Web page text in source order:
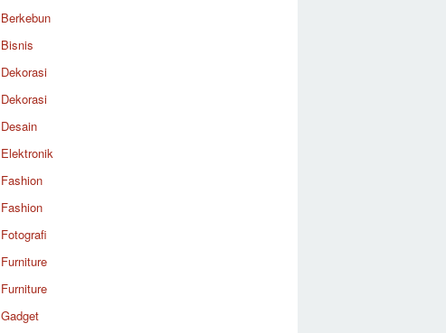
Berkebun
Bisnis
Dekorasi
Dekorasi
Desain
Elektronik
Fashion
Fashion
Fotografi
Furniture
Furniture
Gadget